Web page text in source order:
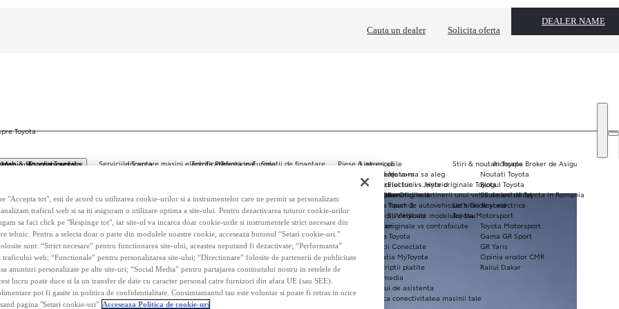
Cauta un dealer Solicita oferta
DEALER NAME
Vehicule comerciale
Promotii service
Solutii de finantare
Solutii pentru persoane juridice
Solutii pentru persoane fizice
Leasing operational autoutilitare
Inchcape Broker de Asigurare
Serviciile Toyota
e-Service
Retrofit Apple CarPlay & Android Auto
Reparatii in service
Verificare vizuala a masinii
Toyota Training
Mentinerea sanatatii bateriei hibrid
Piese & accesorii
Oferte de vara
Accesoriul lunii - Jante originale Toyota
Covorase Originale
Toyota Touch 2
Accesorii dedicate modelului tau
Piese originale vs contrafacute
Conectivitatea Toyota
Servicii Conectate
Aplicatia MyToyota
Subscriptii platite
Multimedia
Centrul de asistenta
Verifica conectivitatea masinii tale
Incarcare masini electrificate
Compara autonomia vehiculelor electrificate
Autonomia masinilor electrice si hibride
Link-uri utile
Ajuta-ma sa aleg
Electric vs. Hybrid
Beneficiile detinerii unui vehicul electrificat
Tipuri de autovehicule hibride si electrice
SUV Hybrid
de masini de companie
Toyota Hybrid pentru afacerea ta
de finantare personalizate
mari si autoritati
Toyota Professional
Toyota
& filozofia Toyota
Principiile noastre de baza
The Toyota Way
Sistemul de productie Toyota
egalitate & incluziune
Toyota
Calitatea Toyota
De la concept la client
Calitate, istorie & traditie
Cultura sigurantei
Siguranta Toyota T-Mate
Marcile noastre
Toyota in Europa
Toyota Europe Design Development (ED²)
Fabricile Toyota din Europa
Lantul de aprovizionare European
Companii nationale de marketing & vanzari
Toyota Connected Europe
Povestea noastra in Europa
Inovatia la Toyota
Inovatia la Toyota
Obiectivul Toyota: Zero accidente
Solutii de mobilitate
Pila de combustie Toyota
Stiri & noutati Toyota
Noutati Toyota
Blogul Toyota
25 de ani de Toyota in Romania
Let's Go Beyond
Toyota Motorsport
Toyota Motorsport
Gama GR Sport
GR Yaris
Opinia eroilor CMR
Raliul Dakar
"Accepta tot", esti de acord cu utilizarea cookie-urilor si a instrumentelor care ne permit sa personalizam
traficul web si sa iti asiguram o utilizare optima a site-ului. Pentru dezactivarea tuturor cookie-urilor
sa faci click pe "Respinge tot", iar site-ul va incarca doar cookie-urile si instrumentele strict necesare din
tehnic. Pentru a selecta doar o parte din modulele noastre cookie, acceseaza butonul “Setari cookie-uri.”
sunt: “Strict necesare” pentru functionarea site-ului, aceastea neputand fi dezactivate; “Performanta”
traficului web; “Functionale” pentru personalizarea site-ului; “Directionare” folosite de partenerii de publicitate
anunturi personalizate pe alte site-uri; “Social Media” pentru partajarea continutului nostru in retelele de
lucru poate duce si la un transfer de date cu caracter personal catre furnizori din afara UE (sau SEE).
pot fi gasite in politica de confidentialitate. Consimtamantul tau este voluntar si poate fi retras in orice
pagina "Setari cookie-uri" Acceseaza Politica de cookie-uri